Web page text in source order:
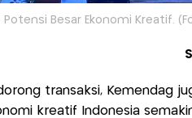
Besar Ekonomi Kreatif.
transaksi, Kemendag
kreatif Indonesia